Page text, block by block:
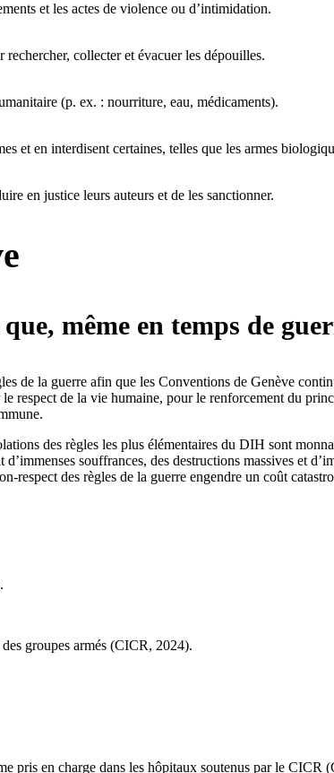
et les actes de violence ou d’intimidation.
collecter et évacuer les dépouilles.
(p. ex. : nourriture, eau, médicaments).
et en interdisent certaines, telles que les armes
en justice leurs auteurs et de les sanctionner.
même en temps de
de la guerre afin que les Conventions de Genève
respect de la vie humaine, pour le renforcement du
des règles les plus élémentaires du DIH sont
souffrances, des destructions massives et
des règles de la guerre engendre un coût
groupes armés (CICR, 2024).
pris en charge dans les hôpitaux soutenus par le CICR